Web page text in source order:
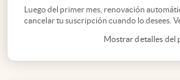
Mostrar detalles del
Luego del primer mes, renovación
cancelar tu suscripción cuando lo desees.